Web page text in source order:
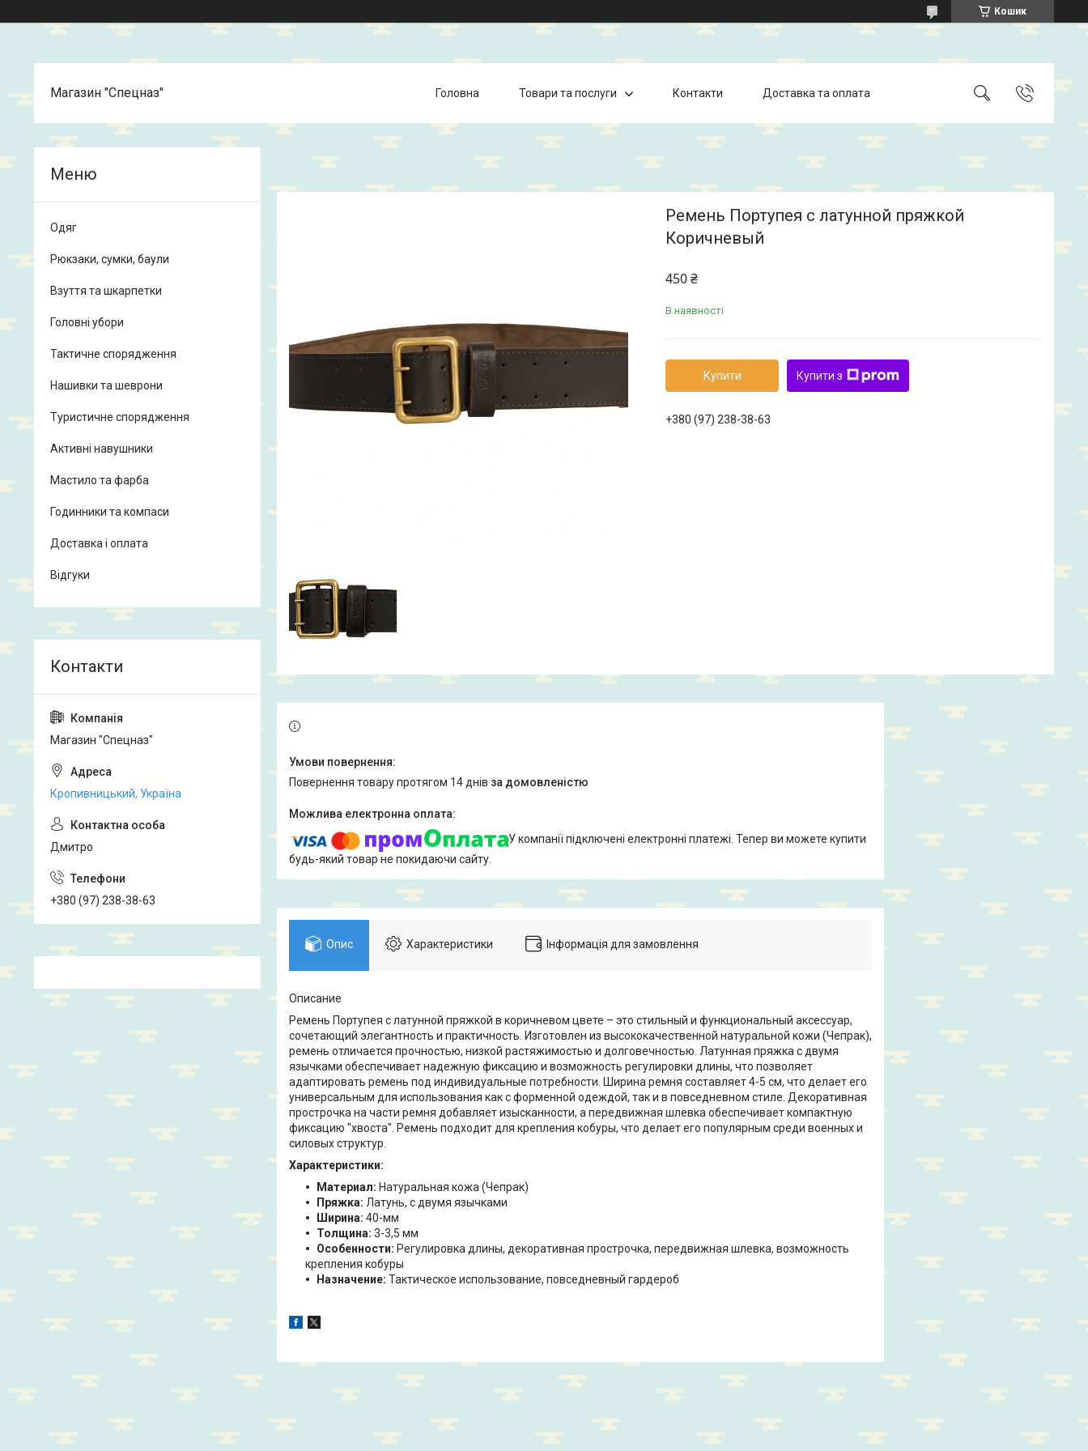
Кошик
Магазин "Спецназ" Головна Товари та послуги Контакти Доставка та оплата
Ремень Портупея с латунной пряжкой
Коричневый
450 ₴
В наявності
Купити Купити з
+380 (97) 238-38-63
повернення товару протягом 14 днів за домовленістю
У компанії підключені електронні платежі. Тепер ви можете купити
будь-який товар не покидаючи сайту.
Опис Характеристики Інформація для замовлення
Описание
Ремень Портупея с латунной пряжкой в коричневом цвете – это стильный и функциональный аксессуар,
сочетающий элегантность и практичность. Изготовлен из высококачественной натуральной кожи (Чепрак),
ремень отличается прочностью, низкой растяжимостью и долговечностью. Латунная пряжка с двумя
язычками обеспечивает надежную фиксацию и возможность регулировки длины, что позволяет
адаптировать ремень под индивидуальные потребности. Ширина ремня составляет 4-5 см, что делает его
универсальным для использования как с форменной одеждой, так и в повседневном стиле. Декоративная
прострочка на части ремня добавляет изысканности, а передвижная шлевка обеспечивает компактную
фиксацию "хвоста". Ремень подходит для крепления кобуры, что делает его популярным среди военных и
силовых структур.
Характеристики:
Материал: Натуральная кожа (Чепрак)
Пряжка: Латунь, с двумя язычками
Ширина: 40-мм
Толщина: 3-3,5 мм
Особенности: Регулировка длины, декоративная прострочка, передвижная шлевка, возможность
крепления кобуры
Назначение: Тактическое использование, повседневный гардероб
Одяг
Рюкзаки, сумки, баули
Взуття та шкарпетки
Головні убори
Тактичне спорядження
Нашивки та шеврони
Туристичне спорядження
Активні навушники
Мастило та фарба
Годинники та компаси
Доставка і оплата
Відгуки
Магазин "Спецназ"
Кропивницький, Україна
Дмитро
+380 (97) 238-38-63